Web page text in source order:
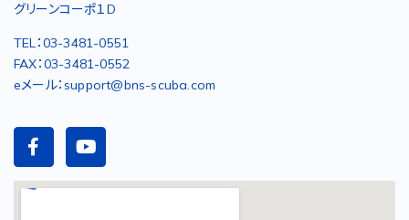
グリーンコーポ１D
TEL：03-3481-0551
FAX：03-3481-0552
eメール：support@bns-scuba.com